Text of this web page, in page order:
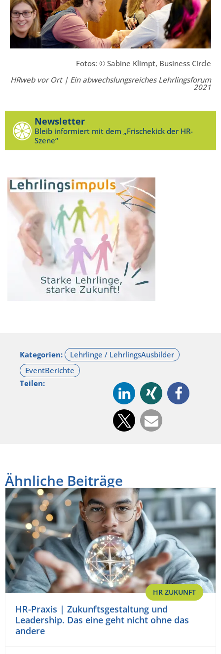
Fotos: © Sabine Klimpt, Business Circle
HRweb vor Ort | Ein abwechslungsreiches Lehrlingsforum
2021
Newsletter
Bleib informiert mit dem „Frischekick der HR-
Szene“
Kategorien:
Teilen:
Ähnliche Beiträge
HR ZUKUNFT
HR-Praxis | Zukunftsgestaltung und
Leadership. Das eine geht nicht ohne das
andere